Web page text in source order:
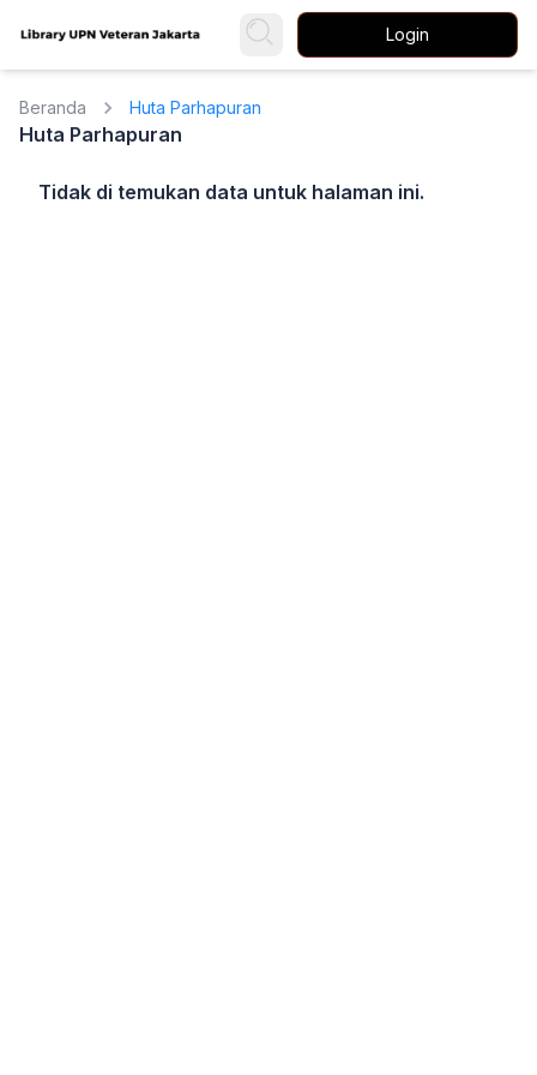
Login
Beranda Huta Parhapuran
Huta Parhapuran
Tidak di temukan data untuk halaman ini.